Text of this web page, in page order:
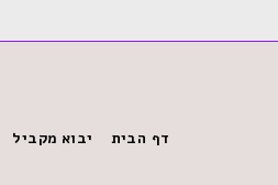
דף הבית יבוא מקביל